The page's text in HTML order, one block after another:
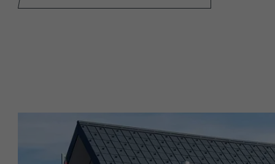
EXPIRATION
UTILITÉ
UTILITÉ